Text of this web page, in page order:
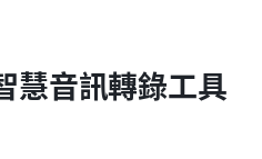
慧音訊轉錄工具